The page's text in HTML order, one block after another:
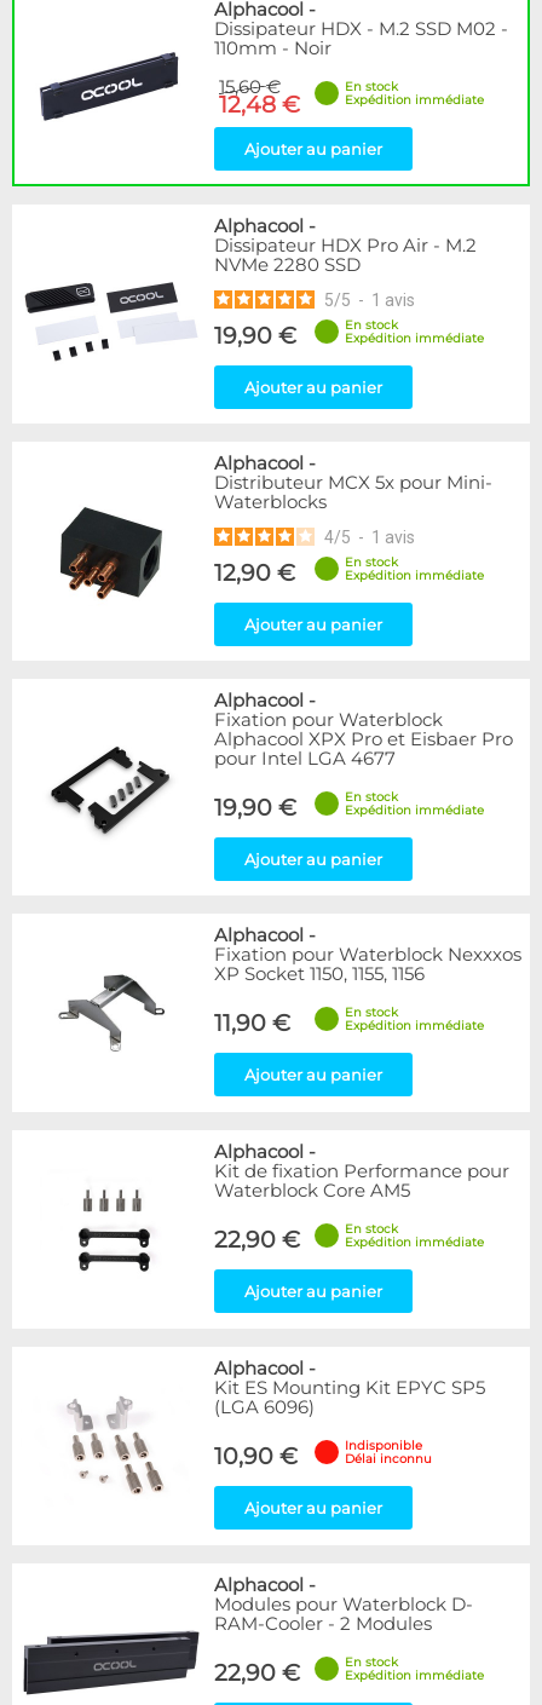
Disponibilité / Promotions
Articles en promotions
Appliquer
Alphacool -
Dissipateur HDX - M.2 SSD M02 -
110mm - Noir
15,60 €
12,48 €
En stock
Expédition immédiate
Ajouter au panier
Alphacool -
Dissipateur HDX Pro Air - M.2
NVMe 2280 SSD
5/5 - 1 avis
19,90 €
En stock
Expédition immédiate
Ajouter au panier
Alphacool -
Distributeur MCX 5x pour Mini-
Waterblocks
4/5 - 1 avis
12,90 €
En stock
Expédition immédiate
Ajouter au panier
Alphacool -
Fixation pour Waterblock
Alphacool XPX Pro et Eisbaer Pro
pour Intel LGA 4677
19,90 €
En stock
Expédition immédiate
Ajouter au panier
Alphacool -
Fixation pour Waterblock Nexxxos
XP Socket 1150, 1155, 1156
11,90 €
En stock
Expédition immédiate
Ajouter au panier
Alphacool -
Kit de fixation Performance pour
Waterblock Core AM5
22,90 €
En stock
Expédition immédiate
Ajouter au panier
Alphacool -
Kit ES Mounting Kit EPYC SP5
(LGA 6096)
10,90 €
Indisponible
Délai inconnu
Ajouter au panier
Alphacool -
Modules pour Waterblock D-
RAM-Cooler - 2 Modules
22,90 €
En stock
Expédition immédiate